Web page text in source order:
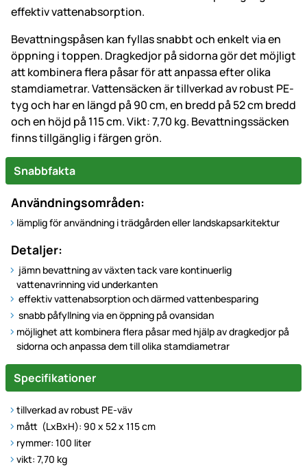
effektiv vattenabsorption.
Bevattningspåsen kan fyllas snabbt och enkelt via en
öppning i toppen. Dragkedjor på sidorna gör det möjligt
att kombinera flera påsar för att anpassa efter olika
stamdiametrar. Vattensäcken är tillverkad av robust PE-
tyg och har en längd på 90 cm, en bredd på 52 cm bredd
och en höjd på 115 cm. Vikt: 7,70 kg. Bevattningssäcken
finns tillgänglig i färgen grön.
Snabbfakta
Användningsområden:
lämplig för användning i trädgården eller landskapsarkitektur
Detaljer:
jämn bevattning av växten tack vare kontinuerlig
vattenavrinning vid underkanten
effektiv vattenabsorption och därmed vattenbesparing
snabb påfyllning via en öppning på ovansidan
möjlighet att kombinera flera påsar med hjälp av dragkedjor på
sidorna och anpassa dem till olika stamdiametrar
Specifikationer
tillverkad av robust PE-väv
mått (LxBxH): 90 x 52 x 115 cm
rymmer: 100 liter
vikt: 7,70 kg